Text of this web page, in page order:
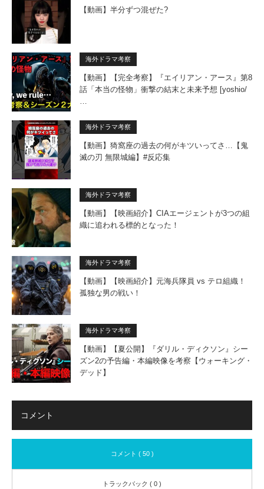
【動画】半分ずつ混ぜた?
海外ドラマ考察
【動画】【完全考察】『エイリアン・アース』第8
話「本当の怪物」衝撃の結末と未来予想 [yoshio/
海外ドラマ考察
【動画】猗窩座の過去の何がキツいってさ…【鬼
滅の刃 無限城編】#反応集
海外ドラマ考察
【動画】【映画紹介】CIAエージェントが3つの組
織に追われる標的となった！
海外ドラマ考察
【動画】【映画紹介】元海兵隊員 vs テロ組織！
孤独な男の戦い！
海外ドラマ考察
【動画】【夏公開】『ダリル・ディクソン』シー
ズン2の予告編・本編映像を考察【ウォーキング・
デッド】
コメント
コメント ( 50 )
トラックバック ( 0 )